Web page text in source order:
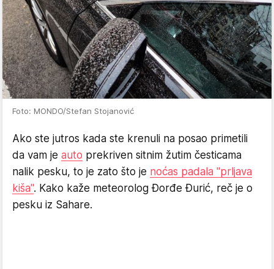
Foto: MONDO/Stefan Stojanović
Ako ste jutros kada ste krenuli na posao primetili
da vam je auto prekriven sitnim žutim česticama
nalik pesku, to je zato što je noćas padala "prljava
kiša". Kako kaže meteorolog Đorđe Đurić, reč je o
pesku iz Sahare.